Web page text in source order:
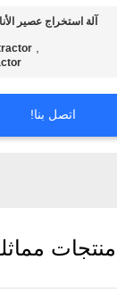
,
اتصل بنا!
منتجات